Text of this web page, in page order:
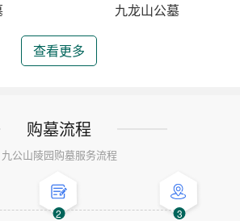
九龙山公墓
查看更多
购墓流程
九公山陵园购墓服务流程
2 3